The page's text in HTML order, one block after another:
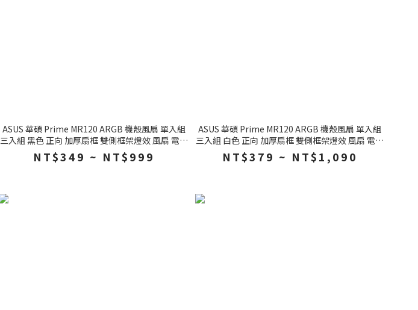
ASUS 華碩 Prime MR120 ARGB 機殼風扇 單入組
三入組 黑色 正向 加厚扇框 雙側框架燈效 風扇 電腦
NT$349 ~ NT$999
ASUS 華碩 Prime MR120 ARGB 機殼風扇 單入組
三入組 白色 正向 加厚扇框 雙側框架燈效 風扇 電腦
風扇
NT$379 ~ NT$1,090